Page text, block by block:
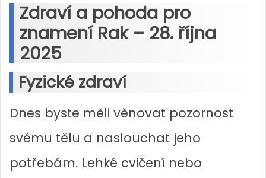
Zdraví a pohoda pro
znamení Rak – 28. října
2025
Fyzické zdraví
Dnes byste měli věnovat pozornost
svému tělu a naslouchat jeho
potřebám. Lehké cvičení nebo